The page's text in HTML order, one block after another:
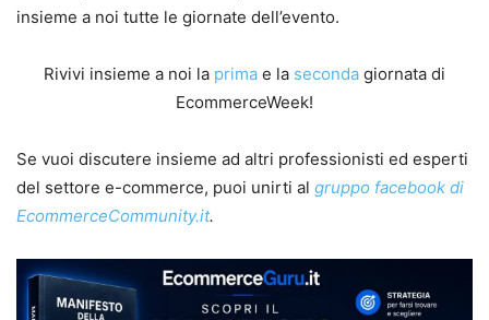
insieme a noi tutte le giornate dell’evento.
Rivivi insieme a noi la prima e la seconda giornata di
EcommerceWeek!
Se vuoi discutere insieme ad altri professionisti ed esperti
del settore e-commerce, puoi unirti al gruppo facebook di
EcommerceCommunity.it.